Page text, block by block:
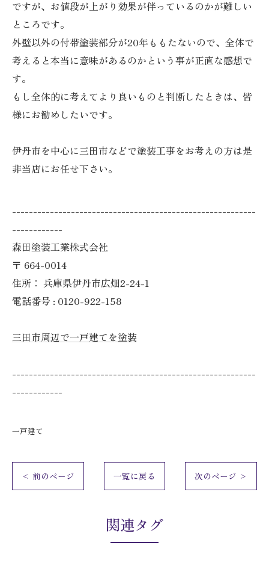
ですが、お値段が上がり効果が伴っているのかが難しい
ところです。
外壁以外の付帯塗装部分が20年ももたないので、全体で
考えると本当に意味があるのかという事が正直な感想で
す。
もし全体的に考えてより良いものと判断したときは、皆
様にお勧めしたいです。
伊丹市を中心に三田市などで塗装工事をお考えの方は是
非当店にお任せ下さい。
----------------------------------------------------------
------------
森田塗装工業株式会社
〒 664-0014
住所： 兵庫県伊丹市広畑2-24-1
電話番号 : 0120-922-158
三田市周辺で一戸建てを塗装
----------------------------------------------------------
------------
一戸建て
< 前のページ 一覧に戻る 次のページ >
関連タグ